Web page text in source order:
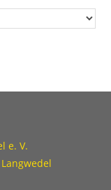
e. V.